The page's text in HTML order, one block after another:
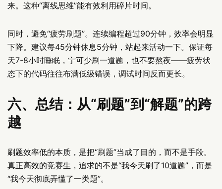
来。这种“离线思维”能有效利用碎片时间。
同时，避免“疲劳刷题”。连续编程超过90分钟，效率会明显
下降。建议每45分钟休息5分钟，站起来活动一下。保证每
天7-8小时睡眠，宁可少刷一道题，也不要熬夜——疲劳状
态下的代码往往布满低级错误，调试时间反而更长。
六、总结：从“刷题”到“解题”的跨
越
刷题效率低的本质，是把“刷题”当成了目的，而不是手段。
真正高效的竞赛生，追求的不是“我今天刷了10道题”，而是
“我今天彻底弄懂了一类题”。